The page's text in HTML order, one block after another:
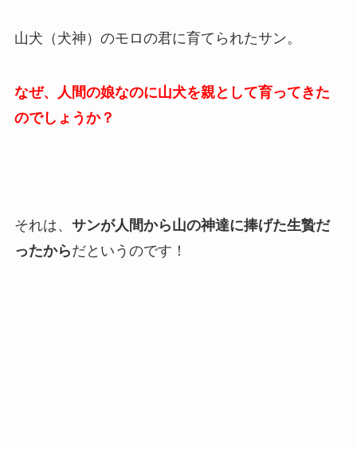
山犬（犬神）のモロの君に育てられたサン。
なぜ、人間の娘なのに山犬を親として育ってきた
のでしょうか？
それは、 サンが人間から山の神達に捧げた生贄だ
ったからだというのです！